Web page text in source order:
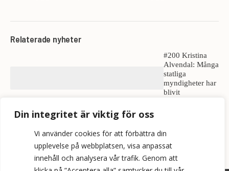
Din integritet är viktig för oss
Vi använder cookies för att förbättra din
upplevelse på webbplatsen, visa anpassat
innehåll och analysera vår trafik. Genom att
Relaterade nyheter
#200 Kristina
Alvendal: Många
statliga
myndigheter har
blivit